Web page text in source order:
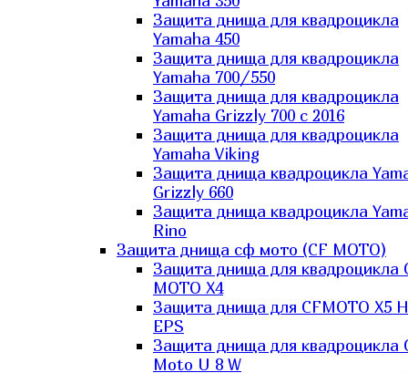
Защита днища для квадроцикла
Yamaha 450
Защита днища для квадроцикла
Yamaha 700/550
Защита днища для квадроцикла
Yamaha Grizzly 700 с 2016
Защита днища для квадроцикла
Yamaha Viking
Защита днища квадроцикла
Grizzly 660
Защита днища квадроцикла
Rino
Защита днища сф мото (CF MOTO)
Защита днища для квадроцикла
MOTO X4
Защита днища для CFMOTO X5
EPS
Защита днища для квадроцикла
Moto U 8 W